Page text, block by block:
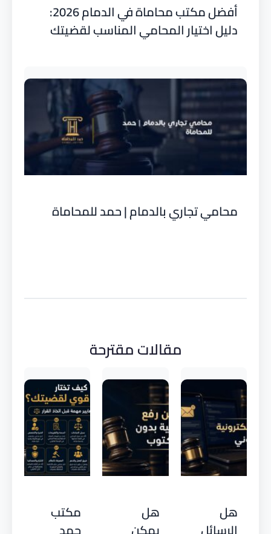
أفضل مكتب محاماة في الدمام 2026:
دليل اختيار المحامي المناسب لقضيتك
محامي تجاري بالدمام | حمد للمحاماة
مقالات مقترحة
هل
هل
مكتب